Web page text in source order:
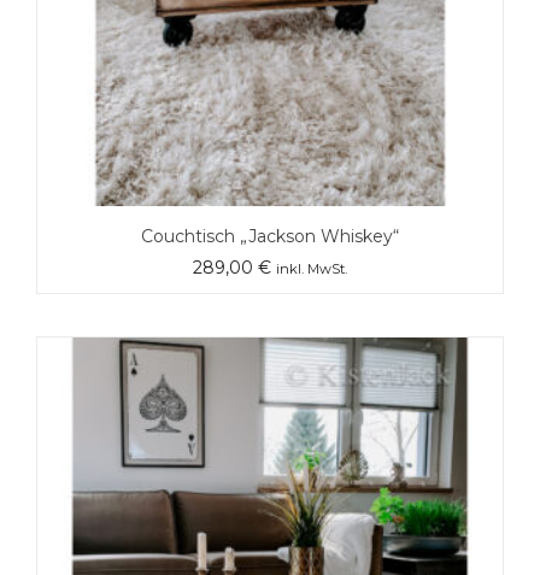
Couchtisch „Jackson Whiskey“
289,00 € inkl. MwSt.